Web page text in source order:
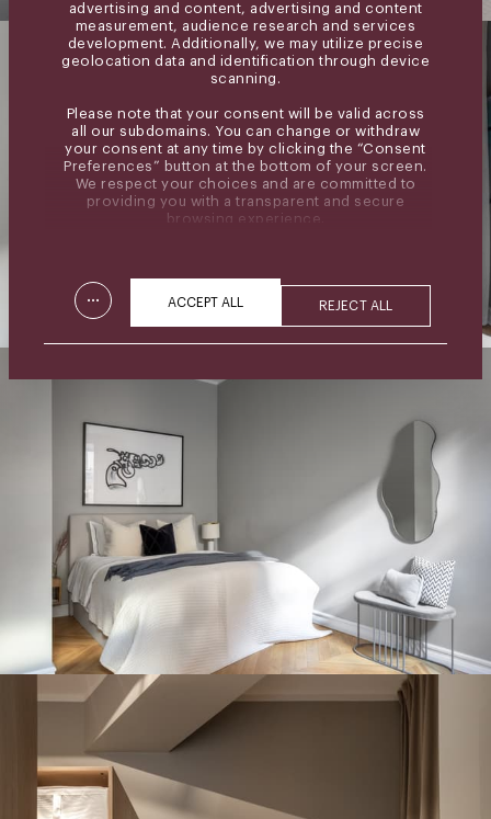
advertising and content, advertising and content
measurement, audience research and services
development. Additionally, we may utilize precise
geolocation data and identification through device
scanning.
Please note that your consent will be valid across
all our subdomains. You can change or withdraw
your consent at any time by clicking the “Consent
Preferences” button at the bottom of your screen.
We respect your choices and are committed to
providing you with a transparent and secure
browsing experience.
... ACCEPT ALL REJECT ALL